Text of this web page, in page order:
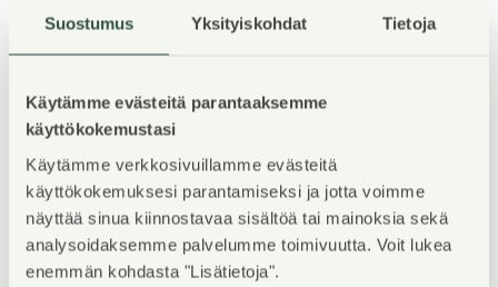
Suostumus Yksityiskohdat Tietoja
Käytämme evästeitä parantaaksemme
käyttökokemustasi
Käytämme verkkosivuillamme evästeitä
käyttökokemuksesi parantamiseksi ja jotta voimme
näyttää sinua kiinnostavaa sisältöä tai mainoksia sekä
analysoidaksemme palvelumme toimivuutta. Voit lukea
enemmän kohdasta "Lisätietoja".
Kohteen esittely
Viihtyisä 2016 valmistunut kerrostalokohde, jossa on
valoisia vuokrakoteja. Asuntojen lattiat laminaattia,
kylpyhuoneet laatoitettu. Ikkunoissa sälekaihtimet.
Keittiössä on mm. astianpesukone ja keraaminen